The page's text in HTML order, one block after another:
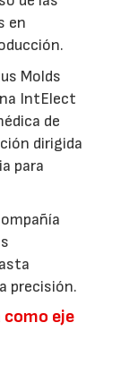
en
Molds
IntElect
de
dirigida
para
precisión.
eje